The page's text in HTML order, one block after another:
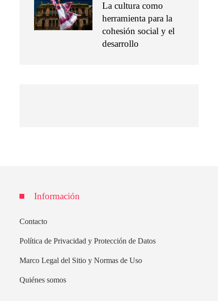
La cultura como
herramienta para la
cohesión social y el
desarrollo
Información
Contacto
Política de Privacidad y Protección de Datos
Marco Legal del Sitio y Normas de Uso
Quiénes somos